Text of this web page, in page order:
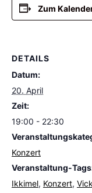
Zum
DETAILS
Datum:
20. April
Zeit:
19:00 - 22:30
Konzert
Veranstaltung-
Ikkimel, Konzert,